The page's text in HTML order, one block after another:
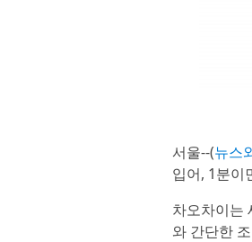
서울--(뉴스
입어, 1분이
차오차이는
와 간단한